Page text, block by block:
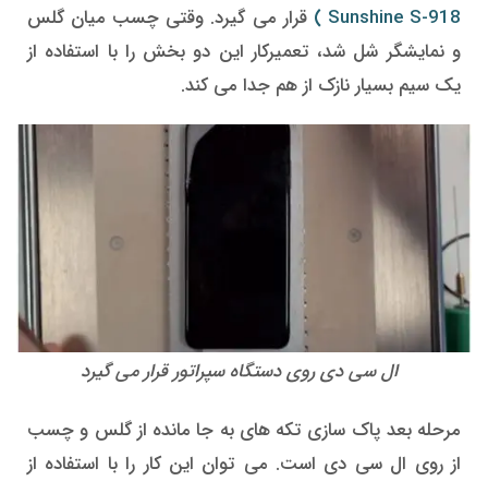
Sunshine S-918 )
قرار می گیرد. وقتی چسب میان گلس
و نمایشگر شل شد، تعمیرکار این دو بخش را با استفاده از
یک سیم بسیار نازک از هم جدا می کند.
ال سی دی روی دستگاه سپراتور قرار می گیرد
مرحله بعد پاک سازی تکه های به جا مانده از گلس و چسب
از روی ال سی دی است. می توان این کار را با استفاده از